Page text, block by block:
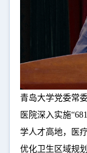
青岛大学党委常
医院深入实施
学人才高地，医
优化卫生区域规